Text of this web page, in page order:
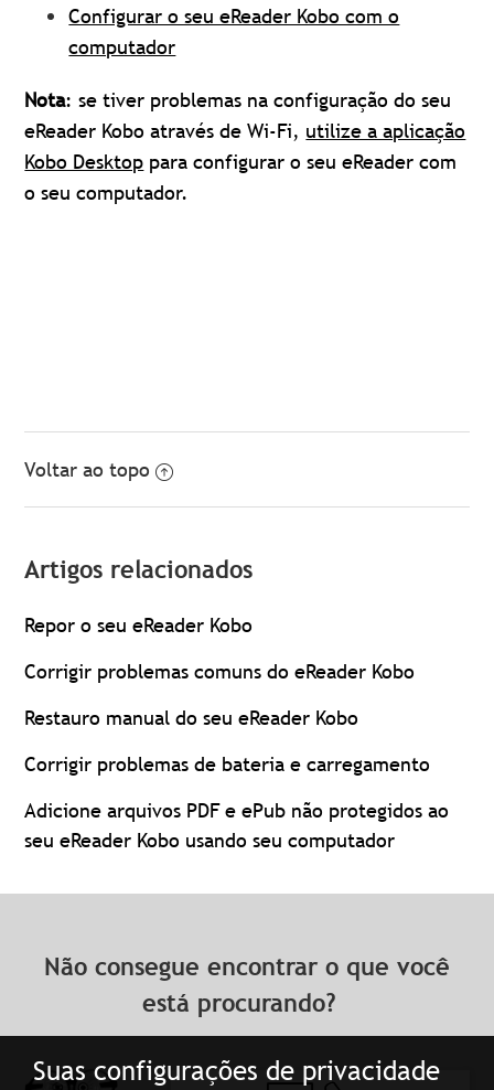
Suas configurações de privacidade
Configurar o seu eReader Kobo com o
computador
Nota: se tiver problemas na configuração do seu
eReader Kobo através de Wi-Fi, utilize a aplicação
Kobo Desktop para configurar o seu eReader com
o seu computador.
Voltar ao topo
Artigos relacionados
Repor o seu eReader Kobo
Corrigir problemas comuns do eReader Kobo
Restauro manual do seu eReader Kobo
Corrigir problemas de bateria e carregamento
Adicione arquivos PDF e ePub não protegidos ao
seu eReader Kobo usando seu computador
Não consegue encontrar o que você
está procurando?